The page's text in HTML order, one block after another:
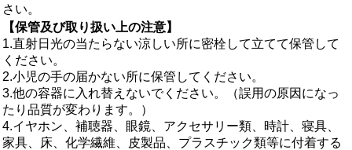
さい。
【保管及び取り扱い上の注意】
1.直射日光の当たらない涼しい所に密栓して立てて保管して
ください。
2.小児の手の届かない所に保管してください。
3.他の容器に入れ替えないでください。（誤用の原因になっ
たり品質が変わります。）
4.イヤホン、補聴器、眼鏡、アクセサリー類、時計、寝具、
家具、床、化学繊維、皮製品、プラスチック類等に付着する